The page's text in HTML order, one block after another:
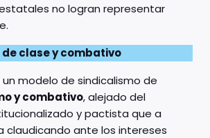
no logran representar
de clase y combativo
un modelo de sindicalismo de
y combativo, alejado del
y pactista que a
claudicando ante los intereses